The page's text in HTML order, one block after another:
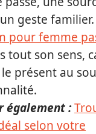
geste
pour femme
tout son sens,
le présent au
également :
selon votre